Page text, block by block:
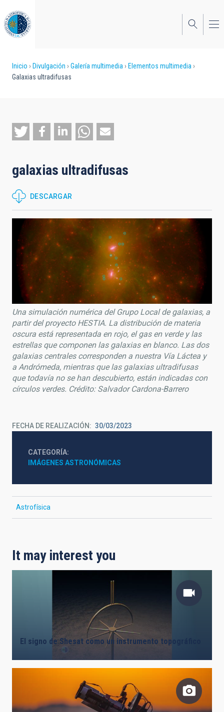
al
contenido
principal
Sobrescribir
ayuda
a
navegación
Inicio Divulgación Galería multimedia
Elementos multimedia
Galaxias ultradifusas
galaxias ultradifusas
DESCARGAR
Una simulación numérica del Grupo Local de galaxias, a
partir del proyecto HESTIA. La distribución de materia
oscura está representada en rojo, el gas en verde y las
estrellas que componen las galaxias en blanco. Las dos
galaxias centrales corresponden a nuestra Vía Láctea y
a Andrómeda, mientras que las galaxias ultradifusas
que todavía no se han descubierto, están indicadas con
círculos verdes. Crédito: Salvador Cardona-Barrero
FECHA DE REALIZACIÓN 30/03/2023
CATEGORÍA
IMÁGENES ASTRONÓMICAS
Astrofísica
It may interest you
El signo de Shesat como un instrumento topográfico